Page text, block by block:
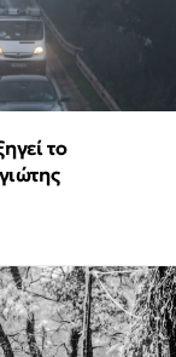
το